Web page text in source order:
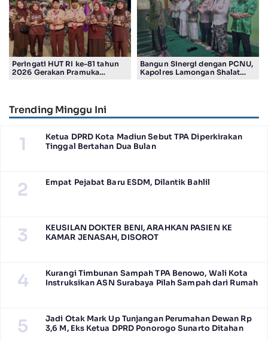
Peringati HUT RI ke-81 tahun
2026 Gerakan Pramuka
Bangun Sinergi dengan PCNU,
Kapolres Lamongan Shalat
Trending Minggu Ini
1
Ketua DPRD Kota Madiun Sebut TPA Diperkirakan
Tinggal Bertahan Dua Bulan
2 Empat Pejabat Baru ESDM, Dilantik Bahlil
3
KEUSILAN DOKTER BENI, ARAHKAN PASIEN KE
KAMAR JENASAH, DISOROT
4
Kurangi Timbunan Sampah TPA Benowo, Wali Kota
Instruksikan ASN Surabaya Pilah Sampah dari Rumah
5
Jadi Otak Mark Up Tunjangan Perumahan Dewan Rp
3,6 M, Eks Ketua DPRD Ponorogo Sunarto Ditahan